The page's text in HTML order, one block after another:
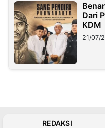
Dari
KDM
21/07/
REDAKSI